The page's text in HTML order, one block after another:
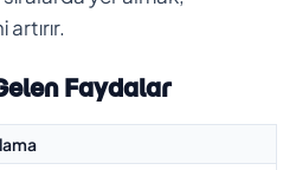
Faydalar